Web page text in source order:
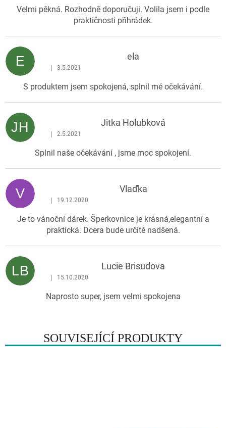
SOUVISEJÍCÍ PRODUKTY
í
Velmi pěkná. Rozhodně doporučuji. Volila jsem i podle
praktičnosti přihrádek.
E ela
Hodnocení produktu je 5 z 5 hvězdiček.
| 3.5.2021
S produktem jsem spokojená, splnil mé očekávání.
JH Jitka Holubková
Hodnocení produktu je 5 z 5 hvězdiček.
| 2.5.2021
Splnil naše očekávání , jsme moc spokojení.
V Vlaďka
Hodnocení produktu je 5 z 5 hvězdiček.
| 19.12.2020
Je to vánoční dárek. Šperkovnice je krásná,elegantní a
praktická. Dcera bude určitě nadšená.
LB Lucie Brisudova
Hodnocení produktu je 5 z 5 hvězdiček.
| 15.10.2020
Naprosto super, jsem velmi spokojena